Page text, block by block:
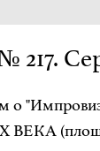
217.